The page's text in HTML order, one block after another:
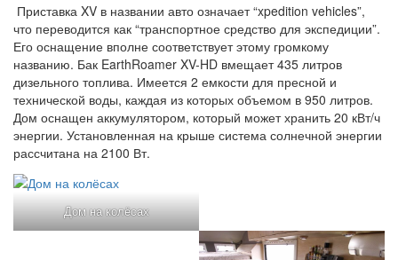
Приставка XV в названии авто означает “xpedition vehicles”,
что переводится как “транспортное средство для экспедиции”.
Его оснащение вполне соответствует этому громкому
названию. Бак EarthRoamer XV-HD вмещает 435 литров
дизельного топлива. Имеется 2 емкости для пресной и
технической воды, каждая из которых объемом в 950 литров.
Дом оснащен аккумулятором, который может хранить 20 кВт/ч
энергии. Установленная на крыше система солнечной энергии
рассчитана на 2100 Вт.
Дом на колёсах